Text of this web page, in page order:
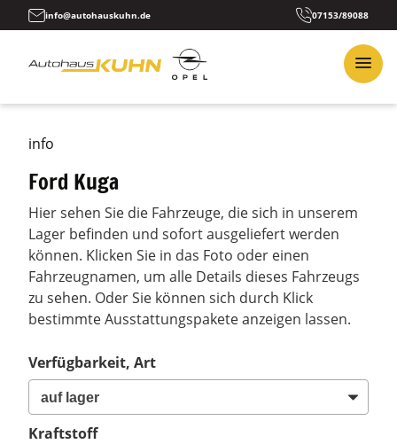
info@autohauskuhn.de 07153/89088
info
Ford Kuga
Hier sehen Sie die Fahrzeuge, die sich in unserem
Lager befinden und sofort ausgeliefert werden
können. Klicken Sie in das Foto oder einen
Fahrzeugnamen, um alle Details dieses Fahrzeugs
zu sehen. Oder Sie können sich durch Klick
bestimmte Ausstattungspakete anzeigen lassen.
Verfügbarkeit, Art
Kraftstoff